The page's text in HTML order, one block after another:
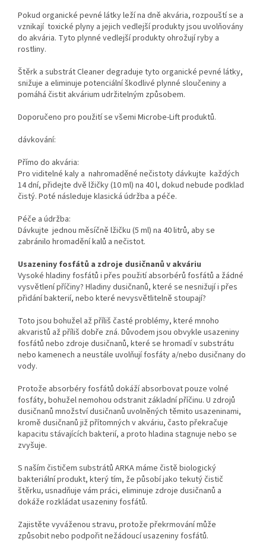
Pokud organické pevné látkyleží na dně akvária, rozpouští se a
vznikají toxické plyny a jejich vedlejší produktyjsou uvolňovány
do akvária. Tyto plynné vedlejší produktyohrožujíryby a
rostliny.
Štěrk a substrátCleanerdegraduje tyto organické pevné látky,
snižuje a eliminuje potenciálníškodlivé plynné sloučeniny a
pomáhá čistit akvárium udržitelným způsobem.
Doporučeno pro použitíse všemi Microbe-Liftproduktů.
dávkování:
Přímo do akvária:
Pro viditelné kaly a nahromaděné nečistoty dávkujte každých
14dní, přidejte dvě lžičky(10ml) na 40 l, dokud nebude podklad
čistý. Poté následuje klasická údržba a péče.
Péče a údržba:
Dávkujte jednou měsíčně lžičku (5 ml) na 40 litrů, aby se
zabránilo hromaděníkalů a nečistot.
Usazeniny fosfátů a zdroje dusičnanů v akváriu
Vysoké hladiny fosfátů i přes použití absorbérů fosfátů a žádné
vysvětlení příčiny? Hladiny dusičnanů, které se nesnižují i ​​přes
přidání bakterií, nebo které nevysvětlitelně stoupají?
Toto jsou bohužel až příliš časté problémy, které mnoho
akvaristů až příliš dobře zná. Důvodem jsou obvykle usazeniny
fosfátů nebo zdroje dusičnanů, které se hromadí v substrátu
nebo kamenech a neustále uvolňují fosfáty a/nebo dusičnany do
vody.
Protože absorbéry fosfátů dokáží absorbovat pouze volné
fosfáty, bohužel nemohou odstranit základní příčinu. U zdrojů
dusičnanů množství dusičnanů uvolněných těmito usazeninami,
kromě dusičnanů již přítomných v akváriu, často překračuje
kapacitu stávajících bakterií, a proto hladina stagnuje nebo se
zvyšuje.
S naším čističem substrátů ARKA máme čistě biologický
bakteriální produkt, který tím, že působí jako tekutý čistič
štěrku, usnadňuje vám práci, eliminuje zdroje dusičnanů a
dokáže rozkládat usazeniny fosfátů.
Zajistěte vyváženou stravu, protože překrmování může
způsobit nebo podpořit nežádoucí usazeniny fosfátů.